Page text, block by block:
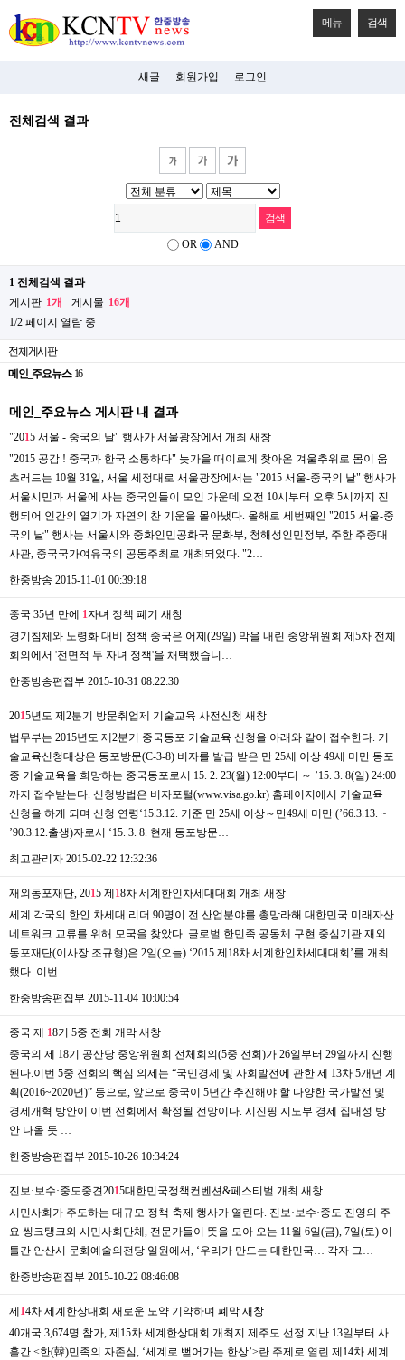
메뉴 검색
새글 회원가입 로그인
전체검색 결과
OR AND
1 전체검색 결과
게시판 1개 게시물 16개
1/2 페이지 열람 중
전체게시판
메인_주요뉴스 16
메인_주요뉴스 게시판 내 결과
"2015 서울 - 중국의 날" 행사가 서울광장에서 개최 새창
"2015 공감 ! 중국과 한국 소통하다" 늦가을 때이르게 찾아온 겨울추위로 몸이 움
츠러드는 10월 31일, 서울 세정대로 서울광장에서는 "2015 서울-중국의 날" 행사가
서울시민과 서울에 사는 중국인들이 모인 가운데 오전 10시부터 오후 5시까지 진
행되어 인간의 열기가 자연의 찬 기운을 몰아냈다. 올해로 세번째인 "2015 서울-중
국의 날" 행사는 서울시와 중화인민공화국 문화부, 청해성인민정부, 주한 주중대
사관, 중국국가여유국의 공동주최로 개최되었다. "2…
한중방송 2015-11-01 00:39:18
중국 35년 만에 1자녀 정책 폐기 새창
경기침체와 노령화 대비 정책 중국은 어제(29일) 막을 내린 중앙위원회 제5차 전체
회의에서 '전면적 두 자녀 정책'을 채택했습니…
한중방송편집부 2015-10-31 08:22:30
2015년도 제2분기 방문취업제 기술교육 사전신청 새창
법무부는 2015년도 제2분기 중국동포 기술교육 신청을 아래와 같이 접수한다. 기
술교육신청대상은 동포방문(C-3-8) 비자를 발급 받은 만 25세 이상 49세 미만 동포
중 기술교육을 희망하는 중국동포로서 15. 2. 23(월) 12:00부터 ～ ’15. 3. 8(일) 24:00
까지 접수받는다. 신청방법은 비자포털(www.visa.go.kr) 홈페이지에서 기술교육
신청을 하게 되며 신청 연령‘15.3.12. 기준 만 25세 이상～만49세 미만 (’66.3.13. ~
’90.3.12.출생)자로서 ‘15. 3. 8. 현재 동포방문…
최고관리자 2015-02-22 12:32:36
재외동포재단, 2015 제18차 세계한인차세대대회 개최 새창
세계 각국의 한인 차세대 리더 90명이 전 산업분야를 총망라해 대한민국 미래자산
네트워크 교류를 위해 모국을 찾았다. 글로벌 한민족 공동체 구현 중심기관 재외
동포재단(이사장 조규형)은 2일(오늘) ‘2015 제18차 세계한인차세대대회’를 개최
했다. 이번 …
한중방송편집부 2015-11-04 10:00:54
중국 제 18기 5중 전회 개막 새창
중국의 제 18기 공산당 중앙위원회 전체회의(5중 전회)가 26일부터 29일까지 진행
된다.이번 5중 전회의 핵심 의제는 “국민경제 및 사회발전에 관한 제 13차 5개년 계
획(2016~2020년)” 등으로, 앞으로 중국이 5년간 추진해야 할 다양한 국가발전 및
경제개혁 방안이 이번 전회에서 확정될 전망이다. 시진핑 지도부 경제 집대성 방
안 나올 듯 …
한중방송편집부 2015-10-26 10:34:24
진보·보수·중도중견2015대한민국정책컨벤션&페스티벌 개최 새창
시민사회가 주도하는 대규모 정책 축제 행사가 열린다. 진보·보수·중도 진영의 주
요 씽크탱크와 시민사회단체, 전문가들이 뜻을 모아 오는 11월 6일(금), 7일(토) 이
틀간 안산시 문화예술의전당 일원에서, ‘우리가 만드는 대한민국… 각자 그…
한중방송편집부 2015-10-22 08:46:08
제14차 세계한상대회 새로운 도약 기약하며 폐막 새창
40개국 3,674명 참가, 제15차 세계한상대회 개최지 제주도 선정 지난 13일부터 사
흘간 <한(韓)민족의 자존심, ‘세계로 뻗어가는 한상’>란 주제로 열린 제14차 세계